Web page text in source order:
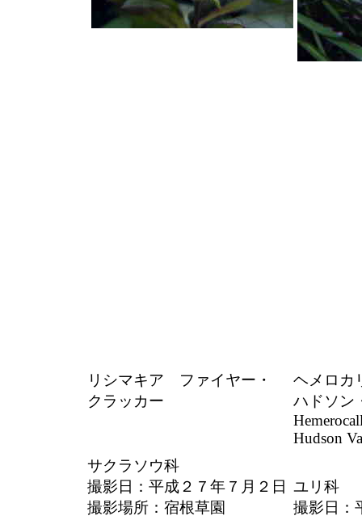
リシマキア ファイヤー・
クラッカー
サクラソウ科
撮影日：平成２７年７月２日
撮影場所：宿根草園
ヘメロ
ハドソン
Hudson
ユリ科
撮影日：